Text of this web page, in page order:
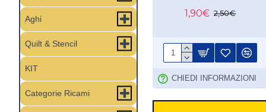
Aghi
Quilt & Stencil
KIT
Categorie Ricami
1,90€ 2,50€
CHIEDI INFORMAZIONI